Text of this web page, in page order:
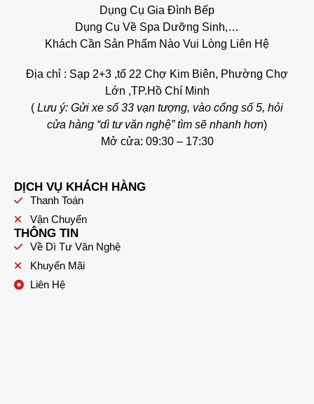
Dụng Cụ Gia Đình Bếp
Dụng Cụ Về Spa Dưỡng Sinh,…
Khách Cần Sản Phẩm Nào Vui Lòng Liên Hệ
Địa chỉ : Sạp 2+3 ,tổ 22 Chợ Kim Biên, Phường Chợ
Lớn ,TP.Hồ Chí Minh
( Lưu ý: Gửi xe số 33 vạn tượng, vào cổng số 5, hỏi
cửa hàng “dì tư văn nghệ” tìm sẽ nhanh hơn)
Mở cửa: 09:30 – 17:30
DỊCH VỤ KHÁCH HÀNG
Thanh Toán
Vận Chuyển
THÔNG TIN
Về Dì Tư Văn Nghệ
Khuyến Mãi
Liên Hệ